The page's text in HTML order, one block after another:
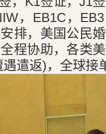
，EB1C，
排，美国公民
程协助，各类
遣返)，全球接